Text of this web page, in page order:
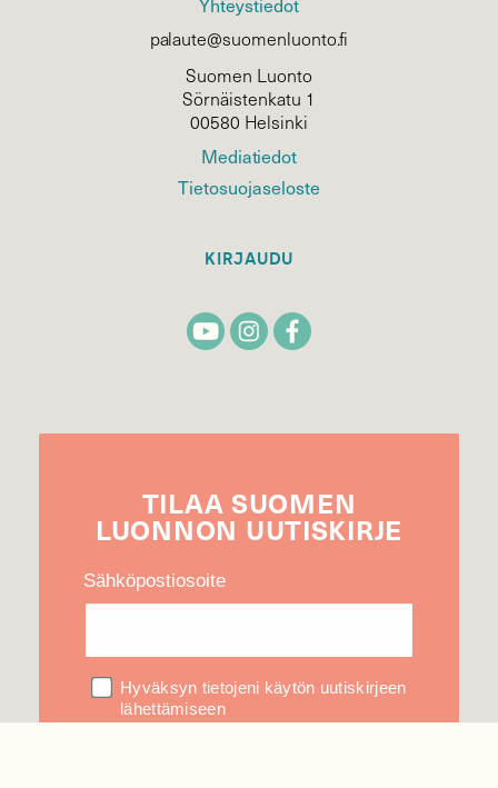
palaute@suomenluonto.fi
Suomen Luonto
Sörnäistenkatu 1
00580 Helsinki
Mediatiedot
Tietosuojaseloste
KIRJAUDU
TILAA SUOMEN
LUONNON UUTIS­KIRJE
Sähköpostiosoite
Hyväksyn tietojeni käytön uutiskirjeen
lähettämiseen